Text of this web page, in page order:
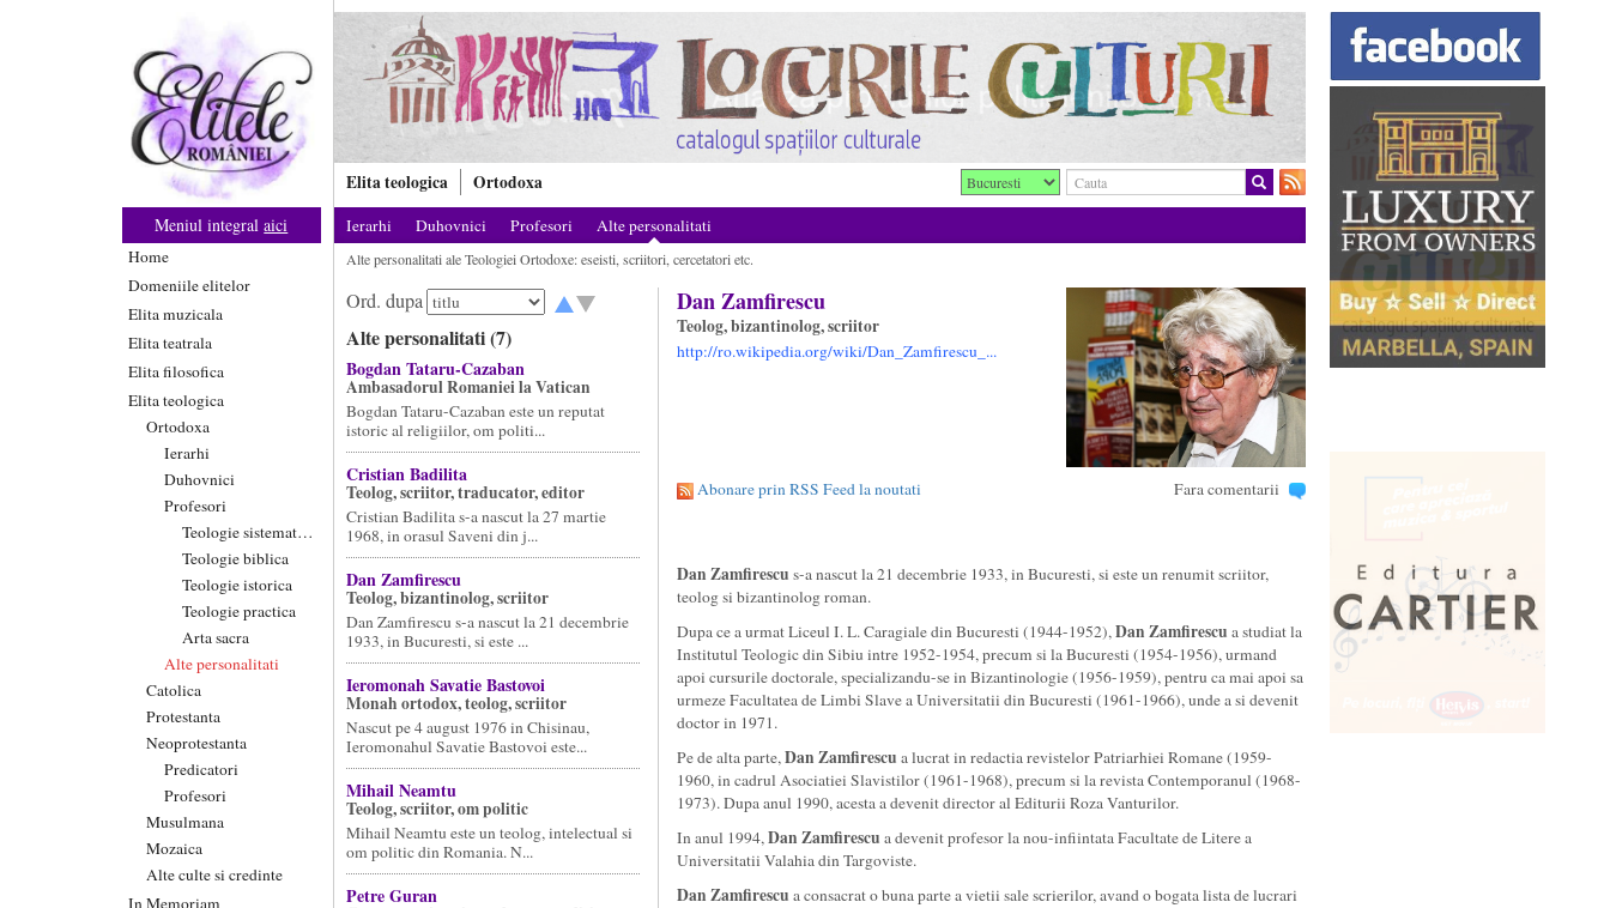
Meniul integralaici
Home
Domeniile elitelor
Elita muzicala
Elita teatrala
Elita filosofica
Elita teologica
Ortodoxa
Ierarhi
Duhovnici
Profesori
Teologie sistematica
Teologie biblica
Teologie istorica
Teologie practica
Arta sacra
Alte personalitati
Catolica
Protestanta
Neoprotestanta
Predicatori
Profesori
Musulmana
Mozaica
Alte culte si credinte
In Memoriam
Elita teologica Ortodoxa
Ierarhi Duhovnici Profesori Alte personalitati
Alte personalitati ale Teologiei Ortodoxe: eseisti, scriitori, cercetatori etc.
Ord. dupa
Alte personalitati (7)
Bogdan Tataru-Cazaban
Ambasadorul Romaniei la Vatican
Bogdan Tataru-Cazaban este un reputat
istoric al religiilor, om politi...
Cristian Badilita
Teolog, scriitor, traducator, editor
Cristian Badilita s-a nascut la 27 martie
1968, in orasul Saveni din j...
Dan Zamfirescu
Teolog, bizantinolog, scriitor
Dan Zamfirescu s-a nascut la 21 decembrie
1933, in Bucuresti, si este ...
Ieromonah Savatie Bastovoi
Monah ortodox, teolog, scriitor
Nascut pe 4 august 1976 in Chisinau,
Ieromonahul Savatie Bastovoi este...
Mihail Neamtu
Teolog, scriitor, om politic
Mihail Neamtu este un teolog, intelectual si
om politic din Romania. N...
Petre Guran
Dan Zamfirescu
Teolog, bizantinolog, scriitor
http://ro.wikipedia.org/wiki/Dan_Zamfirescu_...
Abonare prin RSS Feed la noutati Fara comentarii
Dan Zamfirescu s-a nascut la 21 decembrie 1933, in Bucuresti, si este un renumit scriitor,
teolog si bizantinolog roman.
Dupa ce a urmat Liceul I. L. Caragiale din Bucuresti (1944-1952),Dan Zamfirescu a studiat la
Institutul Teologic din Sibiu intre 1952-1954, precum si la Bucuresti (1954-1956), urmand
apoi cursurile doctorale, specializandu-se in Bizantinologie (1956-1959), pentru ca mai apoi sa
urmeze Facultatea de Limbi Slave a Universitatii din Bucuresti (1961-1966), unde a si devenit
doctor in 1971.
Pe de alta parte,Dan Zamfirescu a lucrat in redactia revistelor Patriarhiei Romane (1959-
1960, in cadrul Asociatiei Slavistilor (1961-1968), precum si la revista Contemporanul (1968-
1973). Dupa anul 1990, acesta a devenit director al Editurii Roza Vanturilor.
In anul 1994,Dan Zamfirescu a devenit profesor la nou-infiintata Facultate de Litere a
Universitatii Valahia din Targoviste.
Dan Zamfirescu a consacrat o buna parte a vietii sale scrierilor, avand o bogata lista de lucrari